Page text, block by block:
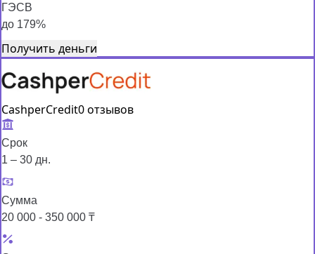
ГЭСВ
до 179%
Получить деньги
CashperCredit0 отзывов
Срок
1 – 30 дн.
Сумма
20 000 - 350 000 ₸